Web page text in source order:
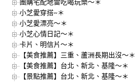
團購宅配地雷吃喝玩樂～＊
小芝愛穿搭~＊
小芝愛漂亮～＊
小芝心情日記～＊
卡片、明信片～＊
【美食推薦】三重、蘆洲長期出沒～＊
【美食推薦】台北、新北、基隆～＊
【景點推薦】台北、新北、基隆～＊